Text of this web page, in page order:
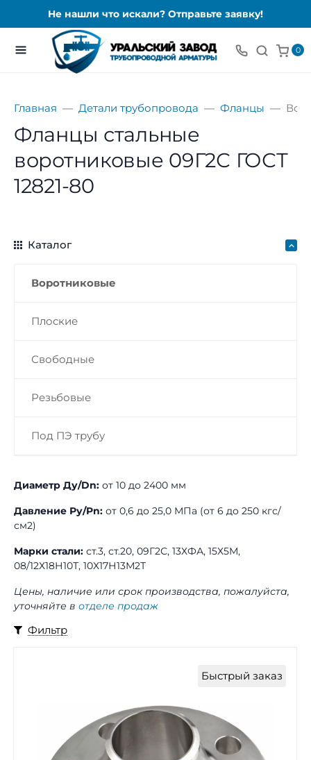
Не нашли что искали? Отправьте заявку!
0
Главная Детали трубопровода Фланцы
Фланцы стальные
воротниковые 09Г2С ГОСТ
12821-80
Каталог
Воротниковые
Плоские
Свободные
Резьбовые
Под ПЭ трубу
Диаметр Ду/Dn: от 10 до 2400 мм
Давление Ру/Pn: от 0,6 до 25,0 МПа (от 6 до 250 кгс/
см2)
Марки стали: ст.3, ст.20, 09Г2С, 13ХФА, 15Х5М,
08/12Х18Н10Т, 10Х17Н13М2Т
Цены, наличие или срок производства, пожалуйста,
уточняйте в отделе продаж
Фильтр
Быстрый заказ